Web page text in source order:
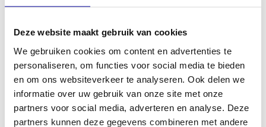
Deze website maakt gebruik van cookies
We gebruiken cookies om content en advertenties te
personaliseren, om functies voor social media te bieden
en om ons websiteverkeer te analyseren. Ook delen we
informatie over uw gebruik van onze site met onze
partners voor social media, adverteren en analyse. Deze
partners kunnen deze gegevens combineren met andere
Kleur RAL 7024 Antraciet
Artikel nummer 634800412
924,00
INCL BTW: €785,00
In mijn winkelwagen